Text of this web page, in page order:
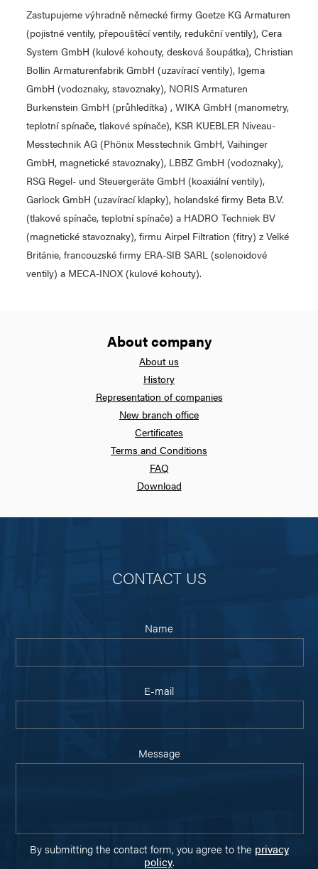
Zastupujeme výhradně německé firmy Goetze KG Armaturen
(pojistné ventily, přepouštěcí ventily, redukční ventily), Cera
System GmbH (kulové kohouty, desková šoupátka), Christian
Bollin Armaturenfabrik GmbH (uzavírací ventily), Igema
GmbH (vodoznaky, stavoznaky), NORIS Armaturen
Burkenstein GmbH (průhledítka) , WIKA GmbH (manometry,
teplotní spínače, tlakové spínače), KSR KUEBLER Niveau-
Messtechnik AG (Phönix Messtechnik GmbH, Vaihinger
GmbH, magnetické stavoznaky), LBBZ GmbH (vodoznaky),
RSG Regel- und Steuergeräte GmbH (koaxiální ventily),
Garlock GmbH (uzavírací klapky), holandské firmy Beta B.V.
(tlakové spínače, teplotní spínače) a HADRO Techniek BV
(magnetické stavoznaky), firmu Airpel Filtration (fitry) z Velké
Británie, francouzské firmy ERA-SIB SARL (solenoidové
ventily) a MECA-INOX (kulové kohouty).
About company
About us
History
Representation of companies
New branch office
Certificates
Terms and Conditions
FAQ
Download
CONTACT US
Name
E-mail
Message
By submitting the contact form, you agree to the privacy
policy.